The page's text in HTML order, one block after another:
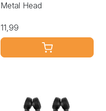
Metal Head
11,99